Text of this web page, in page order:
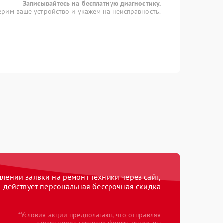
Записывайтесь на бесплатную диагностику.
ваше устройство и укажем на неисправность.
заявки на ремонт техники через сайт,
действует персональная бессрочная скидка
*Условия акции предполагают, что отправляя